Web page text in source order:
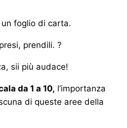
foglio di carta.
prendili. ?
sii più audace!
da 1 a 10, l’importanza
di queste aree della